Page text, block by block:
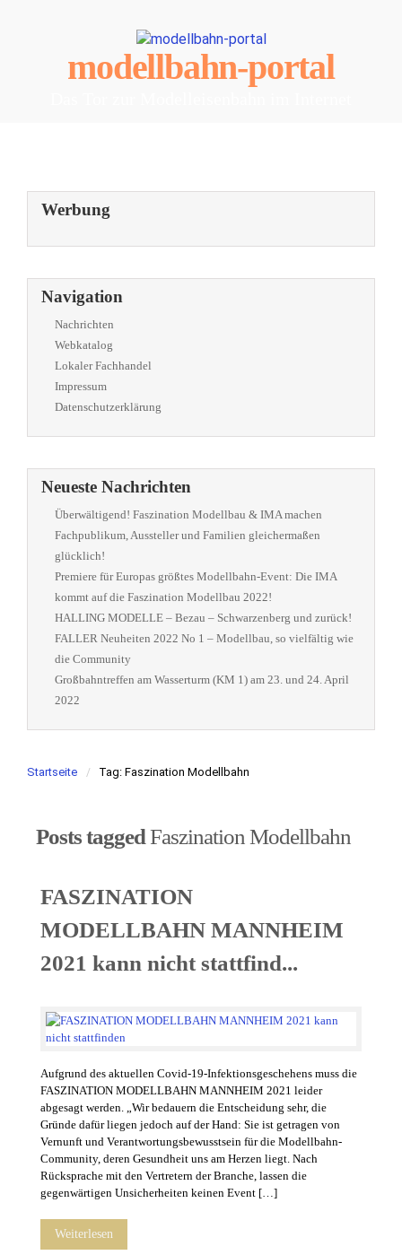
modellbahn-portal
Werbung
Navigation
Nachrichten
Webkatalog
Lokaler Fachhandel
Impressum
Datenschutzerklärung
Neueste Nachrichten
Überwältigend! Faszination Modellbau & IMA machen
Fachpublikum, Aussteller und Familien gleichermaßen
glücklich!
Premiere für Europas größtes Modellbahn-Event: Die IMA
kommt auf die Faszination Modellbau 2022!
HALLING MODELLE – Bezau – Schwarzenberg und zurück!
FALLER Neuheiten 2022 No 1 – Modellbau, so vielfältig wie
die Community
Großbahntreffen am Wasserturm (KM 1) am 23. und 24. April
2022
Startseite Tag: Faszination Modellbahn
Posts taggedFaszination Modellbahn
FASZINATION
MODELLBAHN MANNHEIM
2021 kann nicht stattfind...
Aufgrund des aktuellen Covid-19-Infektionsgeschehens muss die
FASZINATION MODELLBAHN MANNHEIM 2021 leider
abgesagt werden. „Wir bedauern die Entscheidung sehr, die
Gründe dafür liegen jedoch auf der Hand: Sie ist getragen von
Vernunft und Verantwortungsbewusstsein für die Modellbahn-
Community, deren Gesundheit uns am Herzen liegt. Nach
Rücksprache mit den Vertretern der Branche, lassen die
gegenwärtigen Unsicherheiten keinen Event […]
Weiterlesen